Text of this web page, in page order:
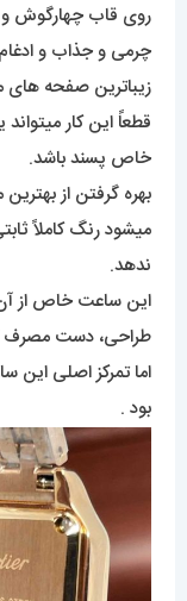
روی قاب چهارگوش و
چرمی و جذاب و
زیباترین صفحه
قطعاً این کار
خاص پسند باشد.
بهره گرفتن از
میشود رنگ کاملاً
ندهد.
این ساعت خاص از آن
طراحی، دست مصرف
اما تمرکز اصلی
بود .